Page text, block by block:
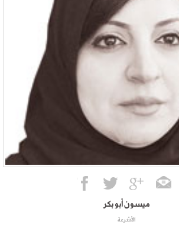
ميسون أبو بكر
الأشرعة